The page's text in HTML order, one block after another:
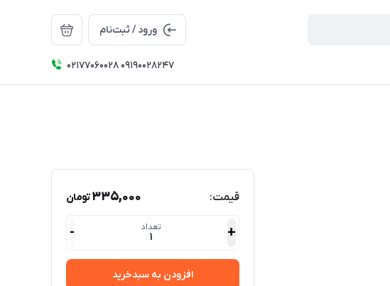
ورود / ثبت‌نام
۰۲۱۷۷۰۶۰۰۲۸ ۰۹۱۹۰۰۲۸۲۴۷
قیمت: 335,000تومان
+ تعداد
1
-
افزودن به سبدخرید